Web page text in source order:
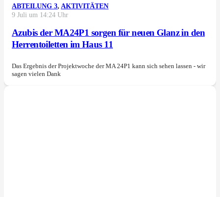
ABTEILUNG 3, AKTIVITÄTEN
9 Juli um 14:24 Uhr
Azubis der MA24P1 sorgen für neuen Glanz in den
Herrentoiletten im Haus 11
Das Ergebnis der Projektwoche der MA 24P1 kann sich sehen lassen - wir
sagen vielen Dank